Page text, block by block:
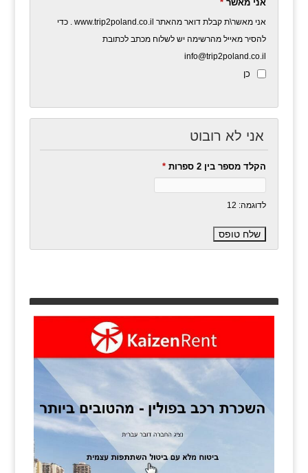
אני מאשר *
אני מאשר\ת קבלת דואר מהאתר www.trip2poland.co.il . כדי
להסיר מאייל מהרשימה יש לשלוח מכתב לכתובת
info@trip2poland.co.il
כן
אני לא רובוט
הקלד מספר בין 2 ספרות *
לדוגמה: 12